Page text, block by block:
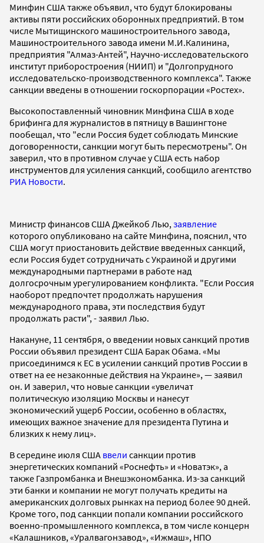
Минфин США также объявил, что будут блокированы
активы пяти российских оборонных предприятий. В том
числе Мытищинского машиностроительного завода,
Машиностроительного завода имени М.И.Калинина,
предприятия "Алмаз-Антей", Научно-исследовательского
институт приборостроения (НИИП) и "Долгопрудного
исследовательско-производственного комплекса". Также
санкции введены в отношении госкорпорации «Ростех».
Высокопоставленный чиновник Минфина США в ходе
брифинга для журналистов в пятницу в Вашингтоне
пообещал, что "если Россия будет соблюдать Минские
договоренности, санкции могут быть пересмотрены". Он
заверил, что в противном случае у США есть набор
инструментов для усиления санкций, сообщило агентство
РИА Новости.
Министр финансов США Джейкоб Лью, заявление
которого опубликовано на сайте Минфина, пояснил, что
США могут приостановить действие введенных санкций,
если Россия будет сотрудничать с Украиной и другими
международными партнерами в работе над
долгосрочным урегулированием конфликта. "Если Россия
наоборот предпочтет продолжать нарушения
международного права, эти последствия будут
продолжать расти", - заявил Лью.
Накануне, 11 сентября, о введении новых санкций против
России объявил президент США Барак Обама. «Мы
присоединимся к ЕС в усилении санкций против России в
ответ на ее незаконные действия на Украине», — заявил
он. И заверил, что новые санкции «увеличат
политическую изоляцию Москвы и нанесут
экономический ущерб России, особенно в областях,
имеющих важное значение для президента Путина и
близких к нему лиц».
В середине июля США ввели санкции против
энергетических компаний «Роснефть» и «Новатэк», а
также Газпромбанка и Внешэкономбанка. Из-за санкций
эти банки и компании не могут получать кредиты на
американских долговых рынках на период более 90 дней.
Кроме того, под санкции попали компании российского
военно-промышленного комплекса, в том числе концерн
«Калашников, «Уралвагонзавод», «Ижмаш», НПО